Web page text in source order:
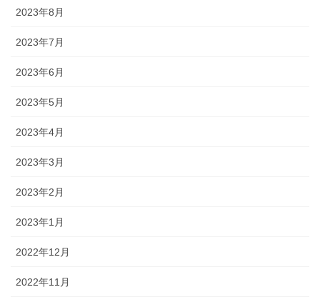
2023年8月
2023年7月
2023年6月
2023年5月
2023年4月
2023年3月
2023年2月
2023年1月
2022年12月
2022年11月